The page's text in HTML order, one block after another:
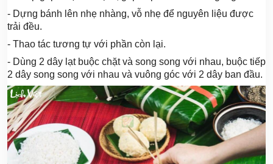
- Dựng bánh lên nhẹ nhàng, vỗ nhẹ để nguyên liệu được
trải đều.
- Thao tác tương tự với phần còn lại.
- Dùng 2 dây lạt buộc chặt và song song với nhau, buộc tiếp
2 dây song song với nhau và vuông góc với 2 dây ban đầu.